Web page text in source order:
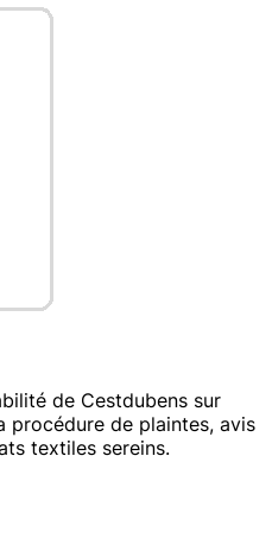
de Cestdubens sur
procédure de plaintes, avis
textiles sereins.